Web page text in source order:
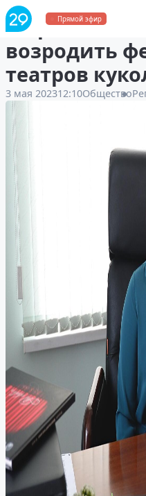
Прямой эфир
В
возродить
театров
3 мая 202312:10Общество